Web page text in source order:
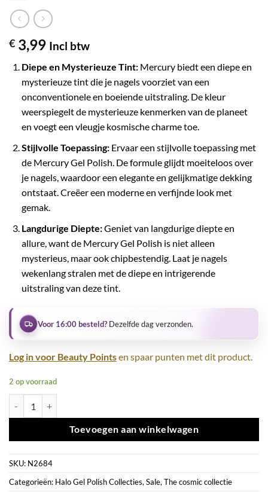
€ 3,99 Incl btw
Diepe en Mysterieuze Tint:Mercury biedt een diepe en
mysterieuze tint die je nagels voorziet van een
onconventionele en boeiende uitstraling. De kleur
weerspiegelt de mysterieuze kenmerken van de planeet
en voegt een vleugje kosmische charme toe.
Stijlvolle Toepassing:Ervaar een stijlvolle toepassing met
de Mercury Gel Polish. De formule glijdt moeiteloos over
je nagels, waardoor een elegante en gelijkmatige dekking
ontstaat. Creëer een moderne en verfijnde look met
gemak.
Langdurige Diepte:Geniet van langdurige diepte en
allure, want de Mercury Gel Polish is niet alleen
mysterieus, maar ook chipbestendig. Laat je nagels
wekenlang stralen met de diepe en intrigerende
uitstraling van deze tint.
Voor 16:00 besteld?Dezelfde dag verzonden.
Log in voor Beauty Pointsen spaar punten met dit product.
2 op voorraad
Toevoegen aan winkelwagen
SKU: N2684
Categorieën: Halo Gel Polish Collecties, Sale, The cosmic collectie